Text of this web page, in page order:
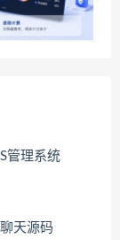
管理系统
天源码